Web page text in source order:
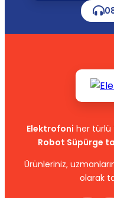
Elektrofoni her türlü
Robot Süpürge
Ürünleriniz,
olarak